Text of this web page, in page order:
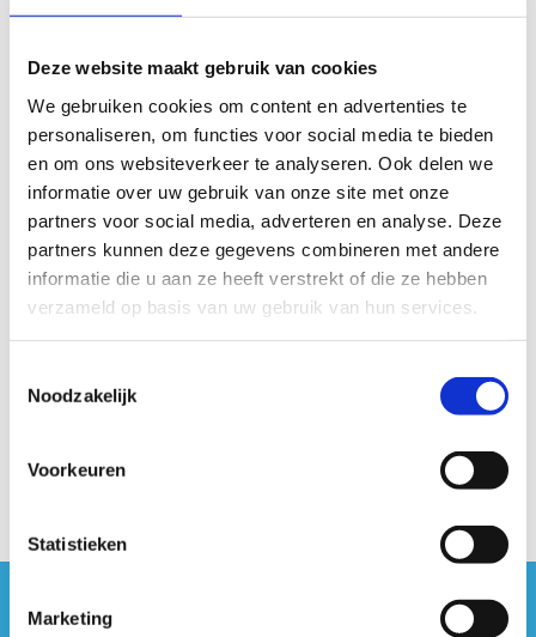
Deze website maakt gebruik van cookies
We gebruiken cookies om content en advertenties te
personaliseren, om functies voor social media te bieden
en om ons websiteverkeer te analyseren. Ook delen we
informatie over uw gebruik van onze site met onze
partners voor social media, adverteren en analyse. Deze
partners kunnen deze gegevens combineren met andere
informatie die u aan ze heeft verstrekt of die ze hebben
verzameld op basis van uw gebruik van hun services.
Noodzakelijk
Voorkeuren
Statistieken
Marketing
Materiaal
Een slipvrij grondoppervlak
Meetlint (minstens 5m)
Chronometer (indien de app niet gebruikt wordt)
Checklist
Geef het startsignaal als je de chrono indrukt.
Bij meerdere fouten moet de poging opnieuw
ondernomen worden.